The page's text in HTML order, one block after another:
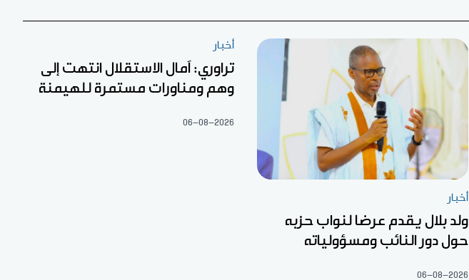
أخبار
ولد بلال يقدم عرضا لنواب حزبه
حول دور النائب ومسؤولياته
06-08-2026
أخبار
تراوري: آمال الاستقلال انتهت إلى
وهم ومناورات مستمرة للهيمنة
06-08-2026